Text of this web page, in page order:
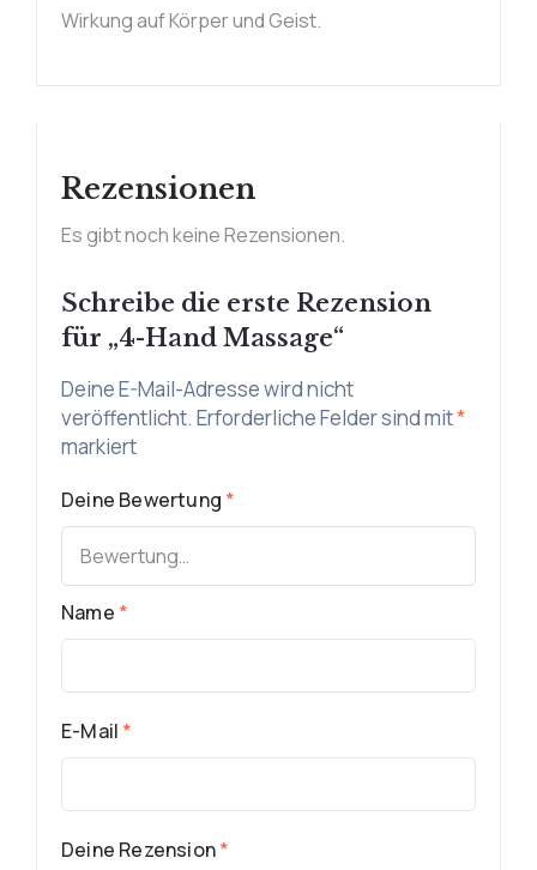
Wirkung auf Körper und Geist.
Rezensionen
Es gibt noch keine Rezensionen.
Schreibe die erste Rezension
für „4-Hand Massage“
Deine E-Mail-Adresse wird nicht
veröffentlicht. Erforderliche Felder sind mit*
markiert
Deine Bewertung *
Deine Rezension*
Name *
E-Mail *